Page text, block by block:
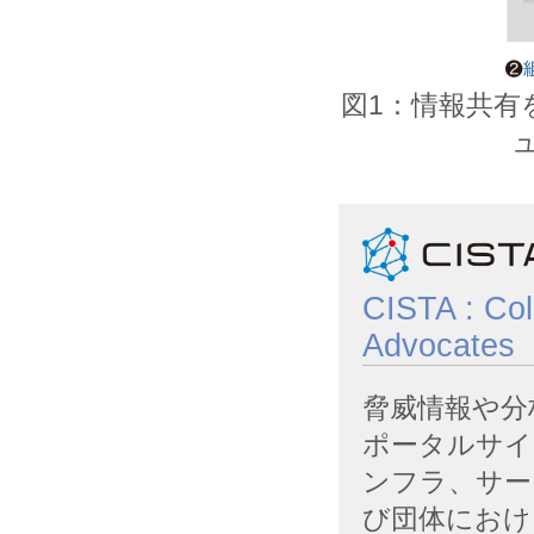
図1：情報共
CISTA :
Advocates
脅威情報や
ポータルサ
ンフラ、サ
び団体にお